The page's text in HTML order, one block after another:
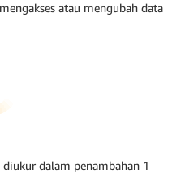
atau mengubah data
dalam penambahan 1